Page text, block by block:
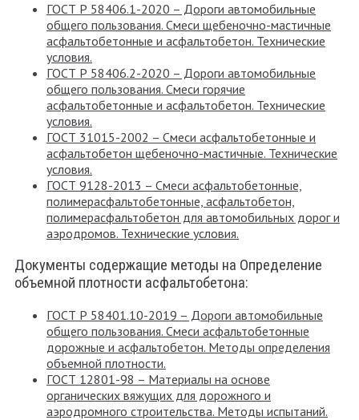
ГОСТ Р 58406.1-2020 – Дороги автомобильные
общего пользования. Смеси щебеночно-мастичные
асфальтобетонные и асфальтобетон. Технические
условия.
ГОСТ Р 58406.2-2020 – Дороги автомобильные
общего пользования. Смеси горячие
асфальтобетонные и асфальтобетон. Технические
условия.
ГОСТ 31015-2002 – Смеси асфальтобетонные и
асфальтобетон щебеночно-мастичные. Технические
условия.
ГОСТ 9128-2013 – Смеси асфальтобетонные,
полимерасфальтобетонные, асфальтобетон,
полимерасфальтобетон для автомобильных дорог и
аэродромов. Технические условия.
Документы содержащие методы на Определение
объемной плотности асфальтобетона:
ГОСТ Р 58401.10-2019 – Дороги автомобильные
общего пользования. Смеси асфальтобетонные
дорожные и асфальтобетон. Методы определения
объемной плотности.
ГОСТ 12801-98 – Материалы на основе
органических вяжущих для дорожного и
аэродромного строительства. Методы испытаний.